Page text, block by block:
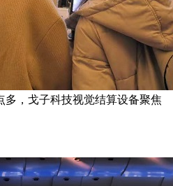
多，戈子科技视觉结算设备聚焦